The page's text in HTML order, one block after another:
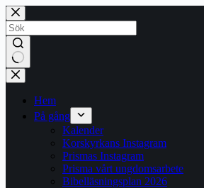
Hoppa
till
innehåll
Inga
resultat
Hem
På gång
Kalender
Korskyrkans Instagram
Prismas Instagram
Prisma vårt ungdomsarbete
Bibelläsningsplan 2026